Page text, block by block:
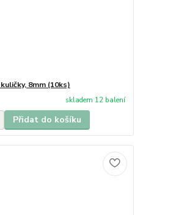
8mm (10ks)
skladem 12 balení
Přidat do košíku